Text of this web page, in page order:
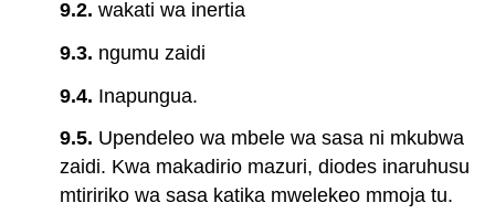
9.2.wakati wa inertia
9.3. ngumu zaidi
9.4. Inapungua.
9.5. Upendeleo wa mbele wa sasa ni mkubwa
zaidi. Kwa makadirio mazuri, diodes inaruhusu
mtiririko wa sasa katika mwelekeo mmoja tu.